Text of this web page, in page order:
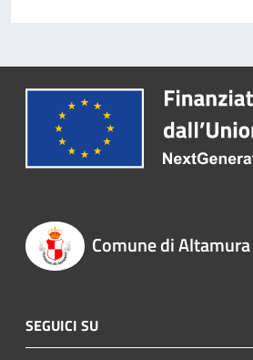
Comune di Altamura
SEGUICI SU